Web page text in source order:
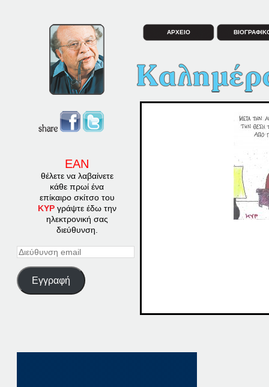
ΕΑΝ
θέλετε να λαβαίνετε
κάθε πρωί ένα
επίκαιρο σκίτσο του
ΚΥΡγράψτε έδω την
ηλεκτρονική σας
διεύθυνση.
Διεύθυνση
Εγγραφή
ΑΡΧΕΙΟ